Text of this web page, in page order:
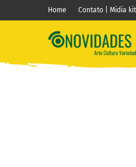
Home Contato | Midia kit